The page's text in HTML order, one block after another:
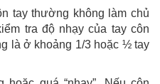
tay thường không làm chủ
tra độ nhạy của tay côn
là ở khoảng 1/3 hoặc ½ tay